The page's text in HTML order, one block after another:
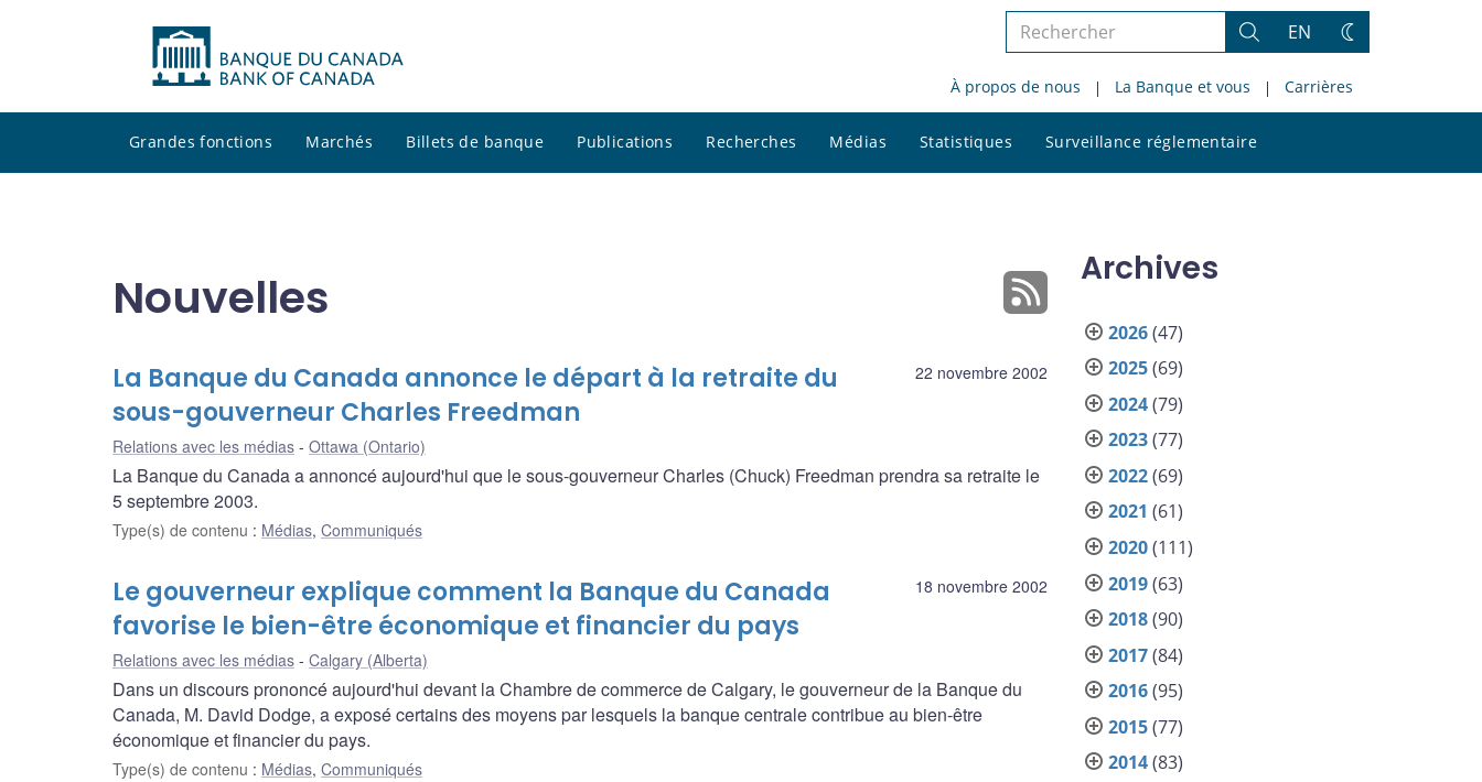
Rechercher
le
site
Rechercher
EN
Changez
thème
À propos de nous La Banque et vous Carrières
Grandes fonctions Marchés Billets de banque Publications Recherches Médias Statistiques Surveillance réglementaire
le
Nouvelles
22 novembre 2002
La Banque du Canada annonce le départ à la retraite du
sous-gouverneur Charles Freedman
Relations avec les médias Ottawa (Ontario)
La Banque du Canada a annoncé aujourd'hui que le sous-gouverneur Charles (Chuck) Freedman prendra sa retraite le
5 septembre 2003.
Type(s) de contenu : Médias, Communiqués
18 novembre 2002
Le gouverneur explique comment la Banque du Canada
favorise le bien-être économique et financier du pays
Relations avec les médias Calgary (Alberta)
Dans un discours prononcé aujourd'hui devant la Chambre de commerce de Calgary, le gouverneur de la Banque du
Canada, M. David Dodge, a exposé certains des moyens par lesquels la banque centrale contribue au bien-être
économique et financier du pays.
Type(s) de contenu : Médias, Communiqués
Archives
2026(47)
2025(69)
2024(79)
2023(77)
2022(69)
2021 (61)
2020(111)
2019(63)
2018(90)
2017(84)
2016(95)
2015(77)
2014(83)